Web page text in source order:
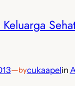
—bycukaapelin